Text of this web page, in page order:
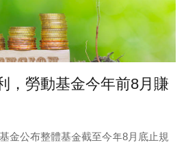
，勞動基金今年前8月賺
金公布整體基金截至今年8月底止規